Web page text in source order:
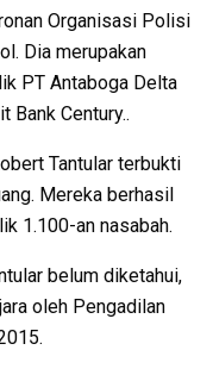
Organisasi Polisi
Dia merupakan
PT Antaboga Delta
Bank Century..
Tantular terbukti
Mereka berhasil
1.100-an nasabah.
belum diketahui,
oleh Pengadilan